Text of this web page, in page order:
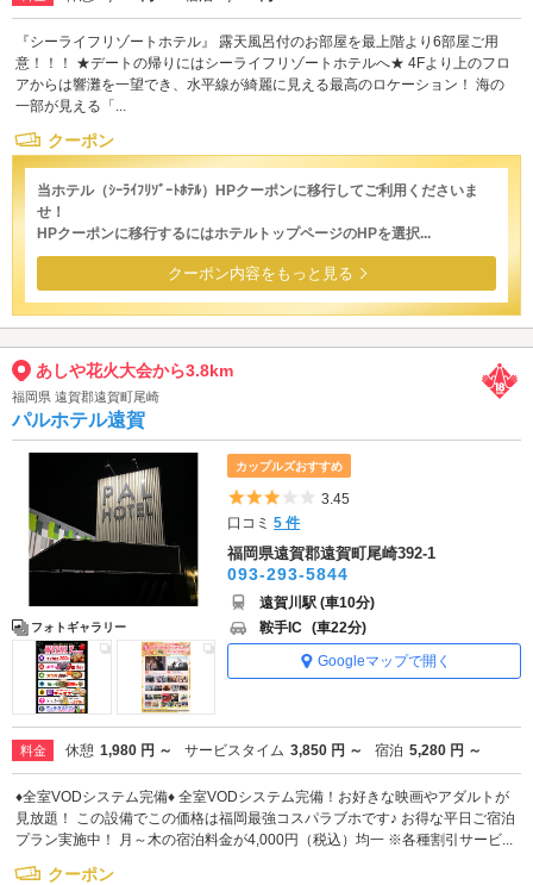
『シーライフリゾートホテル』 露天風呂付のお部屋を最上階より6部屋ご用
意！！！ ★デートの帰りにはシーライフリゾートホテルへ★ 4Fより上のフロ
アからは響灘を一望でき、水平線が綺麗に見える最高のロケーション！ 海の
一部が見える「...
クーポン
当ホテル（ｼｰﾗｲﾌﾘｿﾞｰﾄﾎﾃﾙ）HPクーポンに移行してご利用くださいま
せ！
HPクーポンに移行するにはホテルトップページのHPを選択...
クーポン内容をもっと見る
あしや花火大会から3.8km
福岡県 遠賀郡遠賀町尾崎
パルホテル遠賀
フォトギャラリー
カップルズおすすめ
5つ星のうち3
3.45
口コミ5 件
福岡県遠賀郡遠賀町尾崎392-1
093-293-5844
遠賀川駅 (車10分)
鞍手IC (車22分)
Googleマップで開く
料金 休憩 1,980 円 ～ サービスタイム 3,850 円 ～ 宿泊 5,280 円 ～
♦全室VODシステム完備♦ 全室VODシステム完備！お好きな映画やアダルトが
見放題！ この設備でこの価格は福岡最強コスパラブホです♪ お得な平日ご宿泊
プラン実施中！ 月～木の宿泊料金が4,000円（税込）均一 ※各種割引サービ...
クーポン